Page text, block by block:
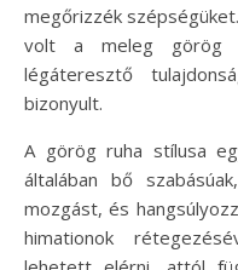
megőrizzék
volt a meleg görög
légáteresztő
bizonyult.
A görög ruha stílusa
általában bő
mozgást, és
himationok